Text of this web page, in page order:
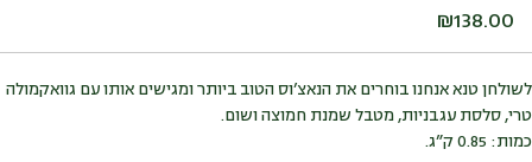
₪138.00
לשולחן טנא אנחנו בוחרים את הנאצ’וס הטוב ביותר ומגישים אותו עם גוואקמולה
טרי, סלסת עגבניות, מטבל שמנת חמוצה ושום.
כמות: 0.85 ק”ג.